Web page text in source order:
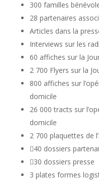
300 familles
28 partenaires
Articles dans la
Interviews sur les
60 affiches sur la
2 700 Flyers sur la
800 affiches sur
domicile
26 000 tracts sur
domicile
2 700 plaquettes de
40 dossiers
30 dossiers presse
3 plates formes